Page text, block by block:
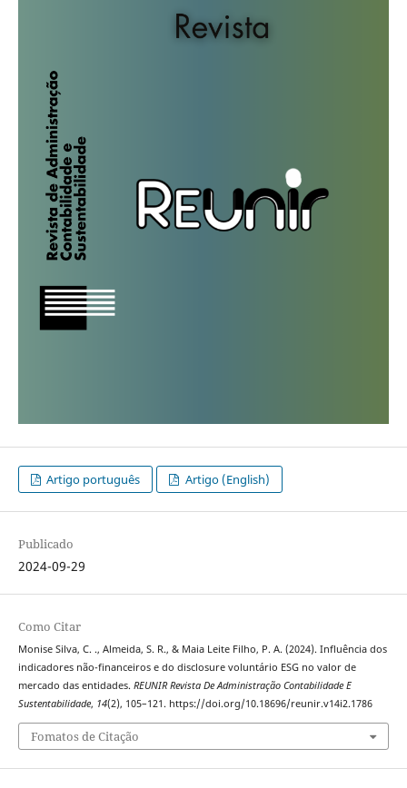
Artigo português Artigo (English)
Publicado
2024-09-29
Como Citar
Monise Silva, C. ., Almeida, S. R., & Maia Leite Filho, P. A. (2024). Influência dos
indicadores não-financeiros e do disclosure voluntário ESG no valor de
mercado das entidades. REUNIR Revista De Administração Contabilidade E
Sustentabilidade, 14(2), 105–121. https://doi.org/10.18696/reunir.v14i2.1786
Fomatos de Citação